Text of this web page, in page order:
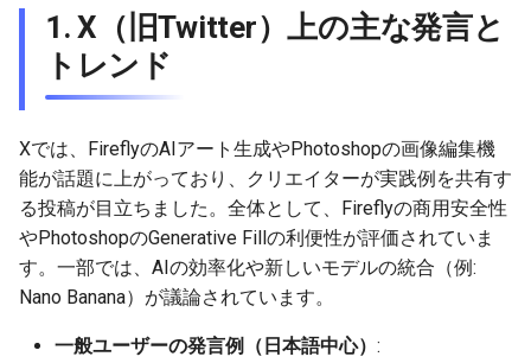
2026-06-30
2026-06-29
2026-06-28
2026-06-26
2025-12-14
2025-12-13
2025-12-12
2025-12-11
2026-06-30
2026-06-29
2026-06-28
2026-06-26
2025-12-14
2025-12-13
2025-12-12
2025-12-11
2026-03-15
2026-03-08
2026-03-01
2026-02-22
2025-09-21
2025-09-19
2026-03-15
2026-03-08
2026-03-01
2026-02-22
2026-03-15
2026-03-08
2026-03-01
2026-02-22
2026-06-29
2026-06-28
2026-06-26
2026-06-25
2025-12-14
2025-12-13
2025-12-12
2025-12-11
2026-03-29
2026-03-22
2026-03-15
2026-03-08
2026-03-01
2026-02-22
2026-03-08
2026-03-01
2026-02-22
2026-02-15
2026-06-28
2026-06-26
2026-06-25
2026-06-24
2025-12-14
2025-12-13
2025-12-12
2025-12-11
2026-03-15
2026-03-08
2026-03-01
2026-02-22
2026-06-29
2026-06-28
2026-06-27
2026-06-26
2026-06-25
2026-06-24
2026-06-23
2026-06-22
1. X（旧Twitter）上の主な発言と
トレンド
Xでは、FireflyのAIアート生成やPhotoshopの画像編集機
能が話題に上がっており、クリエイターが実践例を共有す
る投稿が目立ちました。全体として、Fireflyの商用安全性
やPhotoshopのGenerative Fillの利便性が評価されていま
す。一部では、AIの効率化や新しいモデルの統合（例:
Nano Banana）が議論されています。
一般ユーザーの発言例（日本語中心） :